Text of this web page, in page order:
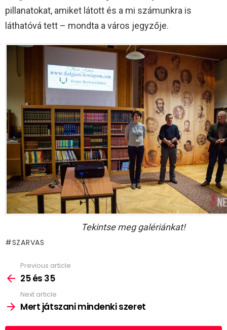
pillanatokat, amiket látott és a mi számunkra is
láthatóvá tett – mondta a város jegyzője.
Tekintse meg galériánkat!
SZARVAS
more
Previous article
25 és 35
Next article
Mert játszani mindenki szeret